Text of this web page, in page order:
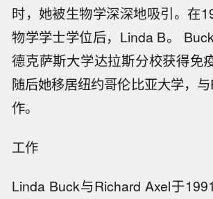
时，她被生物学深深地吸引。在
物学学士学位后，Linda B。
德克萨斯大学达拉斯分校获得免
随后她移居纽约哥伦比亚大学，
作。
工作
Linda Buck与Richard Axel于